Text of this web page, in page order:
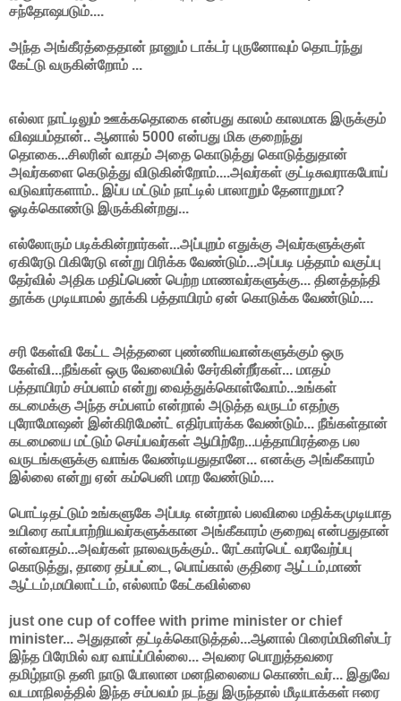
சந்தோஷபடும்....
அந்த அங்கீரத்தைதான் நானும் டாக்டர் புருனோவும் தொடர்ந்து
கேட்டு வருகின்றோம் ...
எல்லா நாட்டிலும் ஊக்கதொகை என்பது காலம் காலமாக இருக்கும்
விஷயம்தான்.. ஆனால் 5000 என்பது மிக குறைந்து
தொகை...சிலரின் வாதம் அதை கொடுத்து கொடுத்துதான்
அவர்களை கெடுத்து விடுகின்றோம்....அவர்கள் குட்டிசுவராகபோய்
வடுவார்களாம்.. இப்ப மட்டும் நாட்டில் பாலாறும் தேனாறுமா?
ஓடிக்கொண்டு இருக்கின்றது...
எல்லோரும் படிக்கின்றார்கள்...அப்புறம் எதுக்கு அவர்களுக்குள்
ஏகிரேடு பிகிரேடு என்று பிரிக்க வேண்டும்...அப்படி பத்தாம் வகுப்பு
தேர்வில் அதிக மதிப்பெண் பெற்ற மாணவர்களுக்கு... தினத்தந்தி
தூக்க முடியாமல் தூக்கி பத்தாயிரம் ஏன் கொடுக்க வேண்டும்....
சரி கேள்வி கேட்ட அத்தனை புண்ணியவான்களுக்கும் ஒரு
கேள்வி...நீங்கள் ஒரு வேலையில் சேர்கின்றீர்கள்... மாதம்
பத்தாயிரம் சம்பளம் என்று வைத்துக்கொள்வோம்...உங்கள்
கடமைக்கு அந்த சம்பளம் என்றால் அடுத்த வருடம் எதற்கு
புரோமோஷன் இன்கிரிமேன்ட் எதிர்பார்க்க வேண்டும்... நீங்கள்தான்
கடமையை மட்டும் செய்பவர்கள் ஆயிற்றே...பத்தாயிரத்தை பல
வருடங்களுக்கு வாங்க வேண்டியதுதானே... எனக்கு அங்கீகாரம்
இல்லை என்று ஏன் கம்பெனி மாற வேண்டும்....
பொட்டிதட்டும் உங்களுகே அப்படி என்றால் பலவிலை மதிக்கமுடியாத
உயிரை காப்பாற்றியவர்களுக்கான அங்கீகாரம் குறைவு என்பதுதான்
என்வாதம்...அவர்கள் நாலவருக்கும்.. ரேட்கார்பெட் வரவேற்ப்பு
கொடுத்து, தாரை தப்பட்டை, பொய்கால் குதிரை ஆட்டம்,மாண்
ஆட்டம்,மயிலாட்டம், எல்லாம் கேட்கவில்லை
just one cup of coffee with prime minister or chief
minister... அதுதான் தட்டிக்கொடுத்தல்...ஆனால் பிரைம்மினிஸ்டர்
இந்த பிரேமில் வர வாய்ப்பில்லை... அவரை பொறுத்தவரை
தமிழ்நாடு தனி நாடு போலான மனநிலையை கொண்டவர்... இதுவே
வடமாநிலத்தில் இந்த சம்பவம் நடந்து இருந்தால் மீடியாக்கள் ஈரை